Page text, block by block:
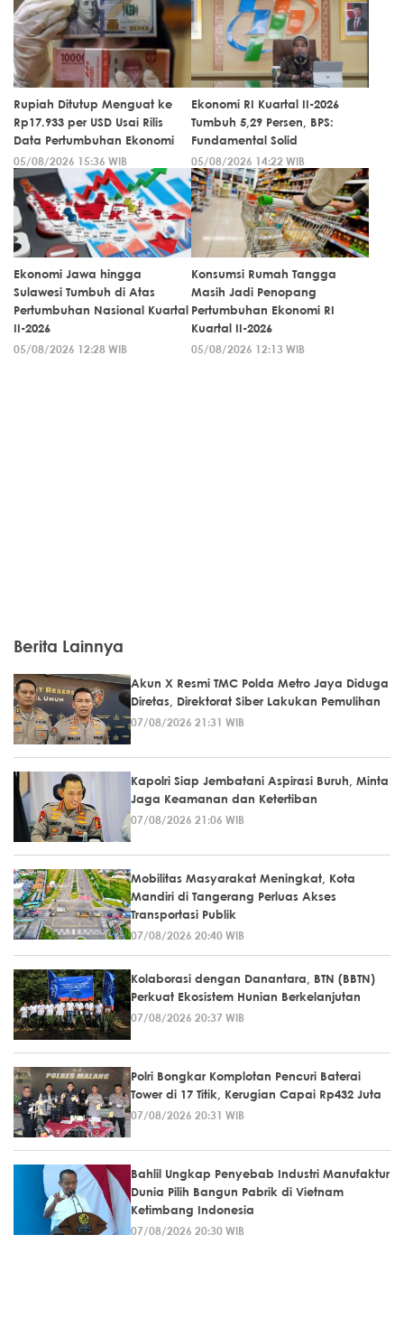
Rupiah Ditutup Menguat ke
Rp17.933 per USD Usai Rilis
Data Pertumbuhan Ekonomi
05/08/2026 15:36 WIB
Ekonomi RI Kuartal II-2026
Tumbuh 5,29 Persen, BPS:
Fundamental Solid
05/08/2026 14:22 WIB
Ekonomi Jawa hingga
Sulawesi Tumbuh di Atas
Pertumbuhan Nasional Kuartal
II-2026
05/08/2026 12:28 WIB
Konsumsi Rumah Tangga
Masih Jadi Penopang
Pertumbuhan Ekonomi RI
Kuartal II-2026
05/08/2026 12:13 WIB
Berita Lainnya
Akun X Resmi TMC Polda Metro Jaya Diduga
Diretas, Direktorat Siber Lakukan Pemulihan
07/08/2026 21:31 WIB
Kapolri Siap Jembatani Aspirasi Buruh, Minta
Jaga Keamanan dan Ketertiban
07/08/2026 21:06 WIB
Mobilitas Masyarakat Meningkat, Kota
Mandiri di Tangerang Perluas Akses
Transportasi Publik
07/08/2026 20:40 WIB
Kolaborasi dengan Danantara, BTN (BBTN)
Perkuat Ekosistem Hunian Berkelanjutan
07/08/2026 20:37 WIB
Polri Bongkar Komplotan Pencuri Baterai
Tower di 17 Titik, Kerugian Capai Rp432 Juta
07/08/2026 20:31 WIB
Bahlil Ungkap Penyebab Industri Manufaktur
Dunia Pilih Bangun Pabrik di Vietnam
Ketimbang Indonesia
07/08/2026 20:30 WIB